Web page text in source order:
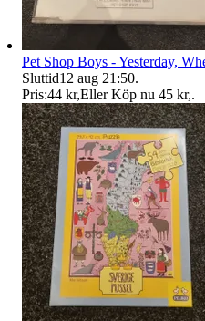
Pet Shop Boys - Yesterday,
Sluttid12 aug 21:50.
Pris:44 kr,Eller Köp nu 45 kr,.